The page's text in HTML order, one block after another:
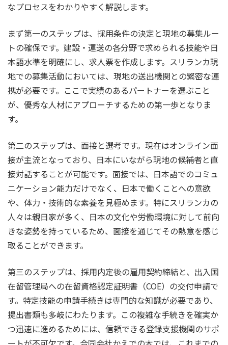
なプロセスをわかりやすく解説します。
まず第一のステップは、採用条件の決定と現地の募集ルー
トの確保です。建設・運送の各分野で求められる技能や日
本語水準を明確にし、求人票を作成します。スリランカ現
地での募集活動においては、現地の送出機関との緊密な連
携が必要です。ここで実績のあるパートナーを選ぶこと
が、優秀な人材にアプローチするための第一歩となりま
す。
第二のステップは、面接と選考です。現在はオンライン面
接が主流となっており、日本にいながら現地の候補者と直
接対話することが可能です。面接では、日本語でのコミュ
ニケーション能力だけでなく、日本で働くことへの意欲
や、体力・技術的な素養を見極めます。特にスリランカの
人々は親日家が多く、日本の文化や労働環境に対して前向
きな姿勢を持っているため、面接を通じてその熱意を感じ
取ることができます。
第三のステップは、採用内定後の雇用契約締結と、出入国
在留管理局への在留資格認定証明書（COE）の交付申請で
す。特定技能の申請手続きは専門的な知識が必要であり、
提出書類も多岐にわたります。この複雑な手続きを確実か
つ迅速に進めるためには、信頼できる登録支援機関のサポ